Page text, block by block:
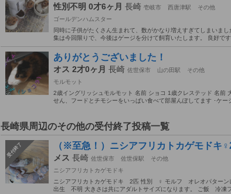
性別不明 0才6ヶ月 長崎 壱岐市 西唐津駅
その他
ゴールデンハムスター
同時に子供がたくさん生まれて、数がかなり増えすぎてしまいま
集は今回限りで、今後はゲージを分けて飼育いたします。 良好です
ありがとうございました！
オス 2才0ヶ月 長崎 佐世保市 山の田駅
その他
モルモット
2歳イングリッシュモルモット 名前 ショコ 1歳クレステッド 名前
せん、フードとチモシーをいっぱい食べて部屋んぽしてます ･ケー
長崎県周辺のその他の受付終了投稿一覧
受付終了 （※至急！）ニシアフリカトカゲモドキ
メス 長崎 佐世保市 佐世保駅
その他
ニシアフリカトカゲモドキ
ニシアフリカトカゲモドキ 2匹 性別 ♀ モルフ オレオパターン
出生 不明 大きさは共にアダルトサイズになります。 ご飯 冷凍